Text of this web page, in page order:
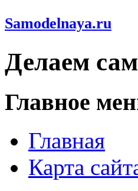
Samodelnaya.ru
Делаем
Главное
Главная
Карта